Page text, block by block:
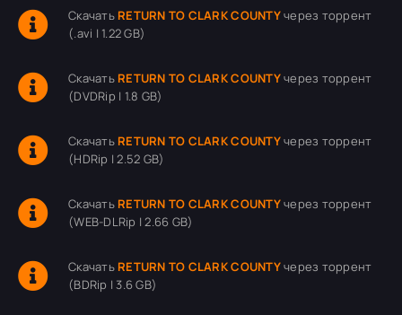
Скачать RETURN TO CLARK COUNTYчерез торрент
(.avi | 1.22 GB)
Скачать RETURN TO CLARK COUNTYчерез торрент
(DVDRip | 1.8 GB)
Скачать RETURN TO CLARK COUNTYчерез торрент
(HDRip | 2.52 GB)
Скачать RETURN TO CLARK COUNTYчерез торрент
(WEB-DLRip | 2.66 GB)
Скачать RETURN TO CLARK COUNTYчерез торрент
(BDRip | 3.6 GB)